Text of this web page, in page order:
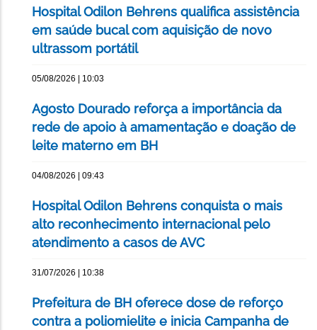
Hospital Odilon Behrens qualifica assistência
em saúde bucal com aquisição de novo
ultrassom portátil
05/08/2026 | 10:03
Agosto Dourado reforça a importância da
rede de apoio à amamentação e doação de
leite materno em BH
04/08/2026 | 09:43
Hospital Odilon Behrens conquista o mais
alto reconhecimento internacional pelo
atendimento a casos de AVC
31/07/2026 | 10:38
Prefeitura de BH oferece dose de reforço
contra a poliomielite e inicia Campanha de